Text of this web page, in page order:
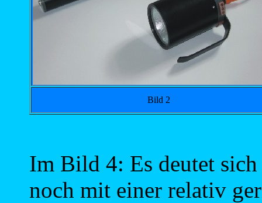
Bild 2
Im Bild 4: Es deutet
noch mit einer relativ